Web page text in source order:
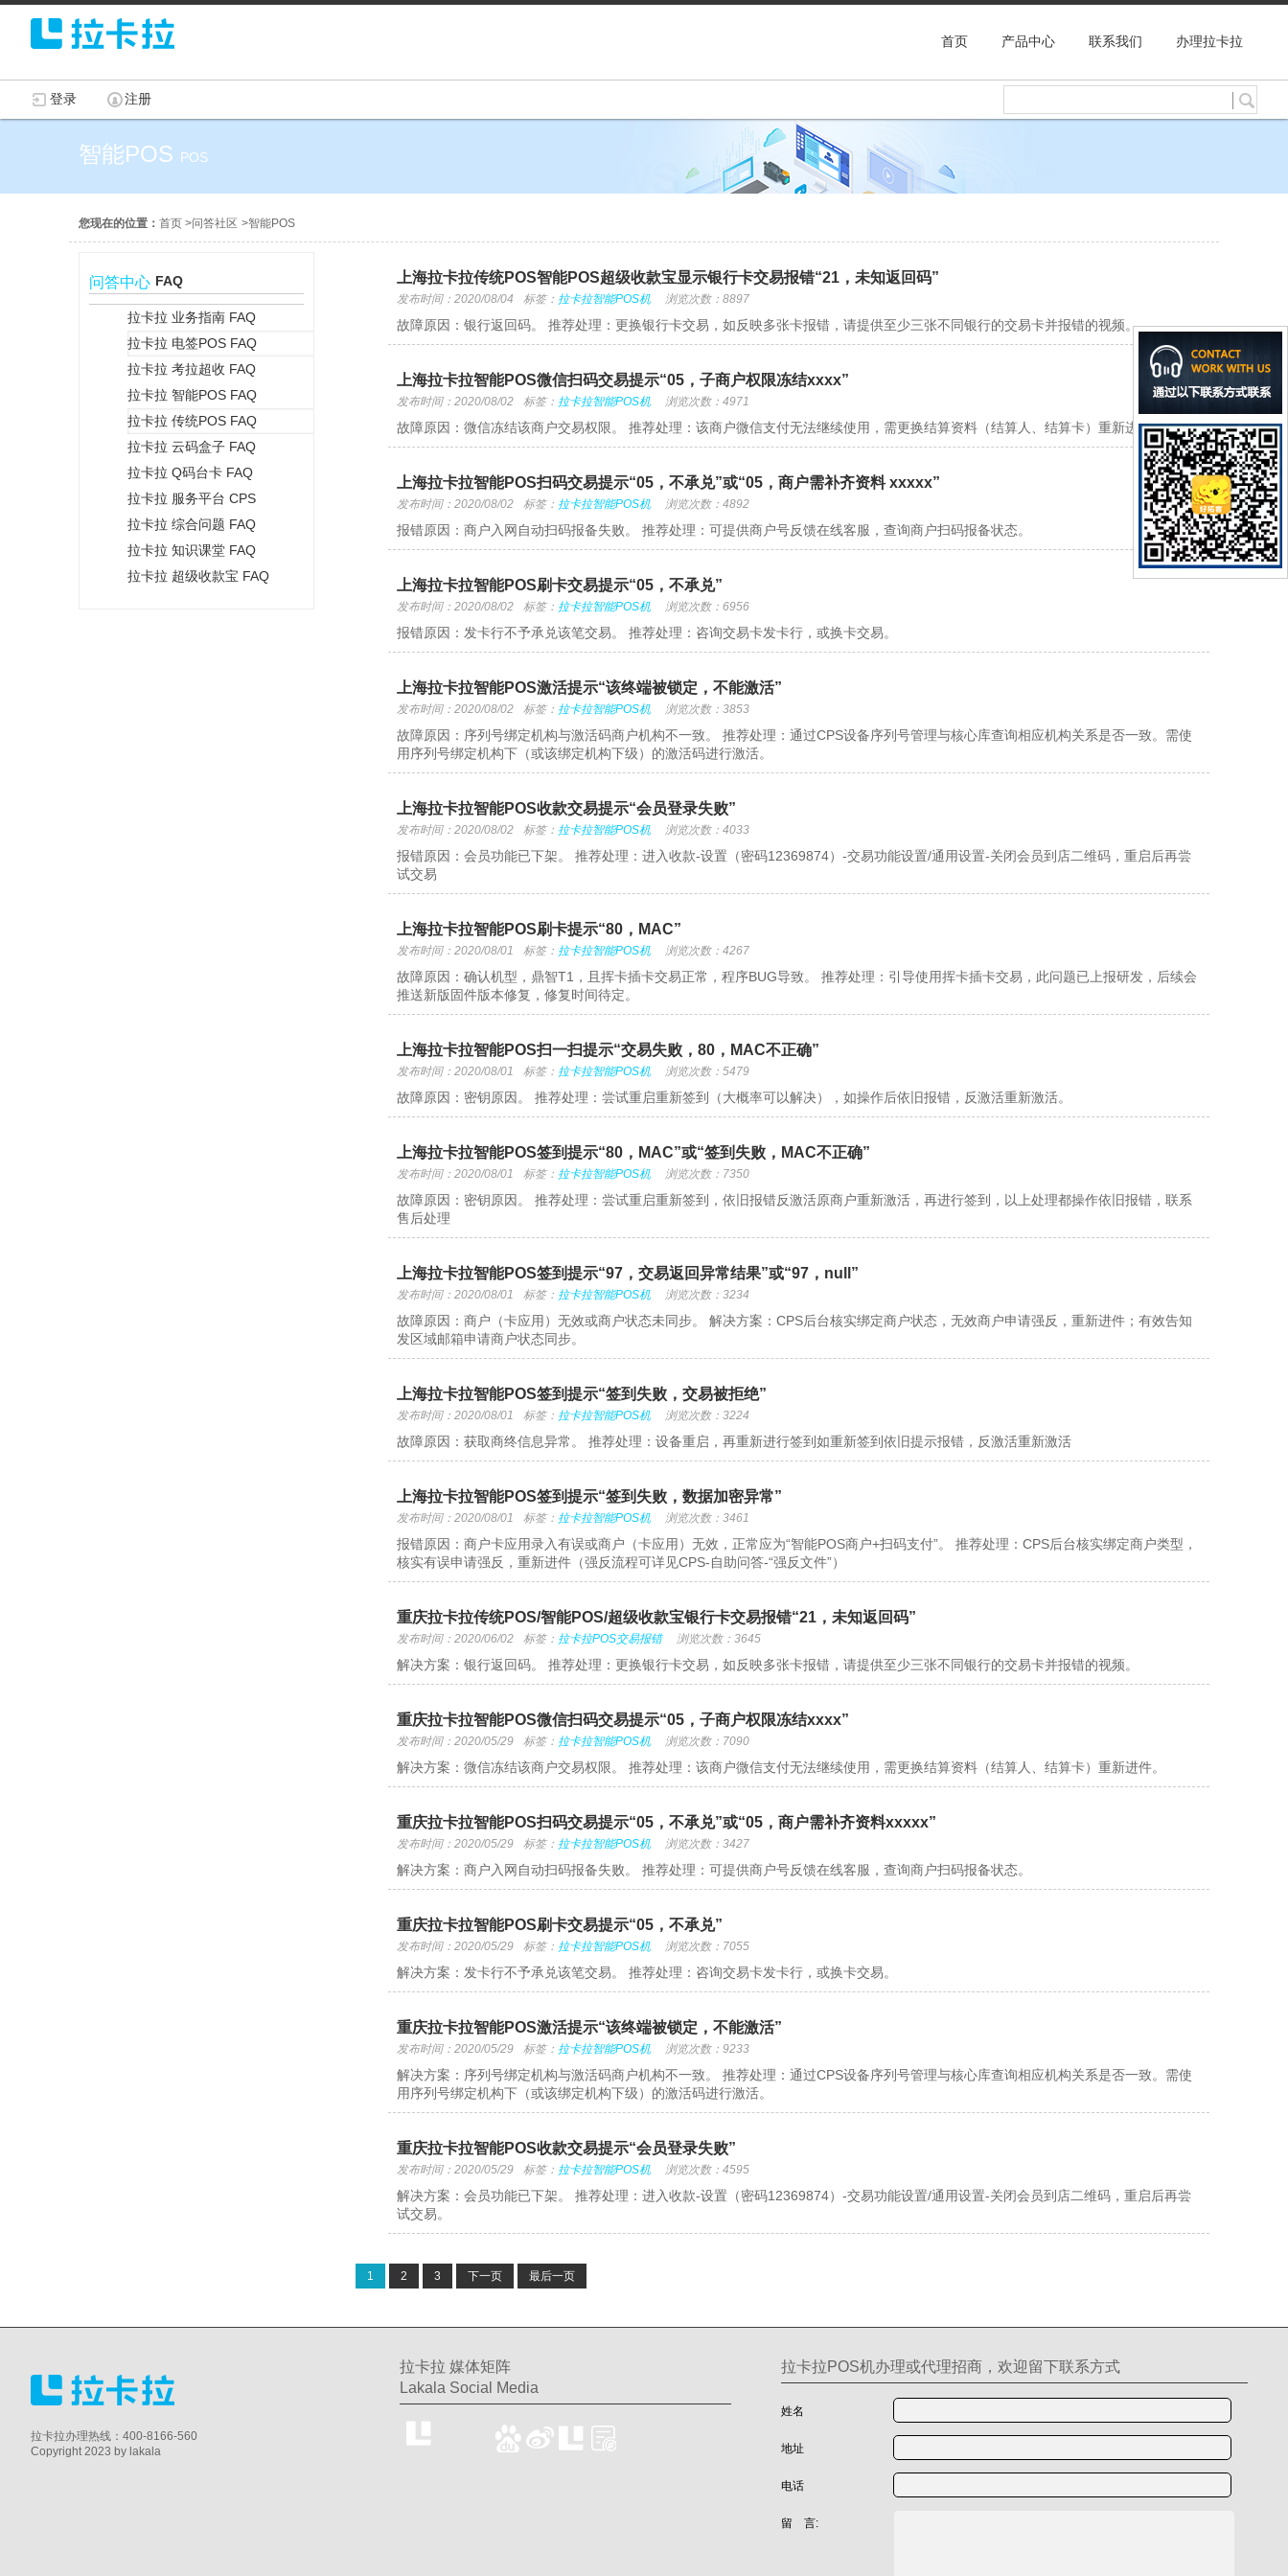
首页 产品中心 联系我们 办理拉卡拉
登录 注册
智能POS POS
您现在的位置： 首页 >问答社区 >智能POS
问答中心 FAQ
拉卡拉 业务指南 FAQ
拉卡拉 电签POS FAQ
拉卡拉 考拉超收 FAQ
拉卡拉 智能POS FAQ
拉卡拉 传统POS FAQ
拉卡拉 云码盒子 FAQ
拉卡拉 Q码台卡 FAQ
拉卡拉 服务平台 CPS
拉卡拉 综合问题 FAQ
拉卡拉 知识课堂 FAQ
拉卡拉 超级收款宝 FAQ
上海拉卡拉传统POS智能POS超级收款宝显示银行卡交易报错“21，未知返回码”
发布时间：2020/08/04 标签： 拉卡拉智能POS机 浏览次数：8897
故障原因：银行返回码。 推荐处理：更换银行卡交易，如反映多张卡报错，请提供至少三张不同银行的交易卡并报错的视频。
上海拉卡拉智能POS微信扫码交易提示“05，子商户权限冻结xxxx”
发布时间：2020/08/02 标签： 拉卡拉智能POS机 浏览次数：4971
故障原因：微信冻结该商户交易权限。 推荐处理：该商户微信支付无法继续使用，需更换结算资料（结算人、结算卡）重新进件。
上海拉卡拉智能POS扫码交易提示“05，不承兑”或“05，商户需补齐资料 xxxxx”
发布时间：2020/08/02 标签： 拉卡拉智能POS机 浏览次数：4892
报错原因：商户入网自动扫码报备失败。 推荐处理：可提供商户号反馈在线客服，查询商户扫码报备状态。
上海拉卡拉智能POS刷卡交易提示“05，不承兑”
发布时间：2020/08/02 标签： 拉卡拉智能POS机 浏览次数：6956
报错原因：发卡行不予承兑该笔交易。 推荐处理：咨询交易卡发卡行，或换卡交易。
上海拉卡拉智能POS激活提示“该终端被锁定，不能激活”
发布时间：2020/08/02 标签： 拉卡拉智能POS机 浏览次数：3853
故障原因：序列号绑定机构与激活码商户机构不一致。 推荐处理：通过CPS设备序列号管理与核心库查询相应机构关系是否一致。需使
用序列号绑定机构下（或该绑定机构下级）的激活码进行激活。
上海拉卡拉智能POS收款交易提示“会员登录失败”
发布时间：2020/08/02 标签： 拉卡拉智能POS机 浏览次数：4033
报错原因：会员功能已下架。 推荐处理：进入收款-设置（密码12369874）-交易功能设置/通用设置-关闭会员到店二维码，重启后再尝
试交易
上海拉卡拉智能POS刷卡提示“80，MAC”
发布时间：2020/08/01 标签： 拉卡拉智能POS机 浏览次数：4267
故障原因：确认机型，鼎智T1，且挥卡插卡交易正常，程序BUG导致。 推荐处理：引导使用挥卡插卡交易，此问题已上报研发，后续会
推送新版固件版本修复，修复时间待定。
上海拉卡拉智能POS扫一扫提示“交易失败，80，MAC不正确”
发布时间：2020/08/01 标签： 拉卡拉智能POS机 浏览次数：5479
故障原因：密钥原因。 推荐处理：尝试重启重新签到（大概率可以解决），如操作后依旧报错，反激活重新激活。
上海拉卡拉智能POS签到提示“80，MAC”或“签到失败，MAC不正确”
发布时间：2020/08/01 标签： 拉卡拉智能POS机 浏览次数：7350
故障原因：密钥原因。 推荐处理：尝试重启重新签到，依旧报错反激活原商户重新激活，再进行签到，以上处理都操作依旧报错，联系
售后处理
上海拉卡拉智能POS签到提示“97，交易返回异常结果”或“97，null”
发布时间：2020/08/01 标签： 拉卡拉智能POS机 浏览次数：3234
故障原因：商户（卡应用）无效或商户状态未同步。 解决方案：CPS后台核实绑定商户状态，无效商户申请强反，重新进件；有效告知
发区域邮箱申请商户状态同步。
上海拉卡拉智能POS签到提示“签到失败，交易被拒绝”
发布时间：2020/08/01 标签： 拉卡拉智能POS机 浏览次数：3224
故障原因：获取商终信息异常。 推荐处理：设备重启，再重新进行签到如重新签到依旧提示报错，反激活重新激活
上海拉卡拉智能POS签到提示“签到失败，数据加密异常”
发布时间：2020/08/01 标签： 拉卡拉智能POS机 浏览次数：3461
报错原因：商户卡应用录入有误或商户（卡应用）无效，正常应为“智能POS商户+扫码支付”。 推荐处理：CPS后台核实绑定商户类型，
核实有误申请强反，重新进件（强反流程可详见CPS-自助问答-“强反文件”）
重庆拉卡拉传统POS/智能POS/超级收款宝银行卡交易报错“21，未知返回码”
发布时间：2020/06/02 标签： 拉卡拉POS交易报错 浏览次数：3645
解决方案：银行返回码。 推荐处理：更换银行卡交易，如反映多张卡报错，请提供至少三张不同银行的交易卡并报错的视频。
重庆拉卡拉智能POS微信扫码交易提示“05，子商户权限冻结xxxx”
发布时间：2020/05/29 标签： 拉卡拉智能POS机 浏览次数：7090
解决方案：微信冻结该商户交易权限。 推荐处理：该商户微信支付无法继续使用，需更换结算资料（结算人、结算卡）重新进件。
重庆拉卡拉智能POS扫码交易提示“05，不承兑”或“05，商户需补齐资料xxxxx”
发布时间：2020/05/29 标签： 拉卡拉智能POS机 浏览次数：3427
解决方案：商户入网自动扫码报备失败。 推荐处理：可提供商户号反馈在线客服，查询商户扫码报备状态。
重庆拉卡拉智能POS刷卡交易提示“05，不承兑”
发布时间：2020/05/29 标签： 拉卡拉智能POS机 浏览次数：7055
解决方案：发卡行不予承兑该笔交易。 推荐处理：咨询交易卡发卡行，或换卡交易。
重庆拉卡拉智能POS激活提示“该终端被锁定，不能激活”
发布时间：2020/05/29 标签： 拉卡拉智能POS机 浏览次数：9233
解决方案：序列号绑定机构与激活码商户机构不一致。 推荐处理：通过CPS设备序列号管理与核心库查询相应机构关系是否一致。需使
用序列号绑定机构下（或该绑定机构下级）的激活码进行激活。
重庆拉卡拉智能POS收款交易提示“会员登录失败”
发布时间：2020/05/29 标签： 拉卡拉智能POS机 浏览次数：4595
解决方案：会员功能已下架。 推荐处理：进入收款-设置（密码12369874）-交易功能设置/通用设置-关闭会员到店二维码，重启后再尝
试交易。
1 2 3 下一页 最后一页
拉卡拉办理热线：400-8166-560
Copyright 2023 by lakala
拉卡拉 媒体矩阵
Lakala Social Media
拉卡拉POS机办理或代理招商，欢迎留下联系方式
姓名
地址
电话
留 言: